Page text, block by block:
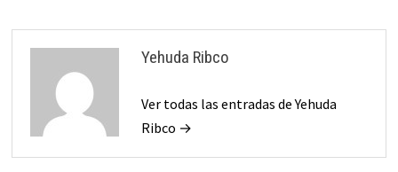
Yehuda Ribco
Ver todas las entradas de Yehuda
Ribco →